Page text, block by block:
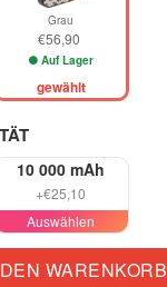
Grau
€56,90
Auf Lager
gewählt
10 000 mAh
+€25,10
Auswählen
WARENKORB